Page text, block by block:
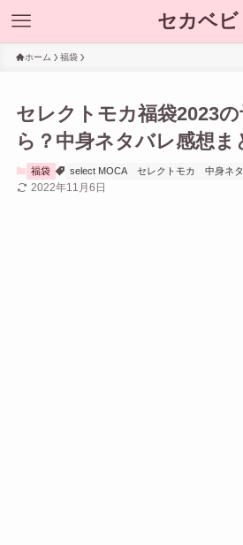
セカベビ
ホーム 福袋
セレクトモカ福袋2023
ら？中身ネタバレ感想ま
福袋 select MOCA セレクトモカ 中身ネ
2022年11月6日